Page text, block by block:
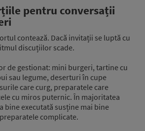
pentru conversații
contează. Dacă invitații se luptă cu
discuțiilor scade.
de gestionat: mini burgeri, tartine cu
sau legume, deserturi în cupe
care curg, preparatele care
cu miros puternic. În majoritatea
bine executată susține mai bine
complicate.